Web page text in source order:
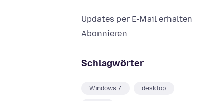
Updates per E-Mail erhalten
Abonnieren
Schlagwörter
Windows 7 desktop